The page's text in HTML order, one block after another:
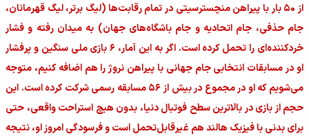
از ۵۰ بار با پیراهن منچسترسیتی در تمام رقابت‌ها (لیگ برتر، لیگ قهرمانان،
جام حذفی، جام اتحادیه و جام باشگاه‌های جهان) به میدان رفته و فشار
خردکننده‌ای را تحمل کرده است. اگر به این آمار، ۶ بازی ملی سنگین و پرفشار
او در مسابقات انتخابی جام جهانی با پیراهن نروژ را هم اضافه کنیم، متوجه
می‌شویم که او در مجموع در بیش از ۵۶ مسابقه رسمی شرکت کرده است. این
حجم از بازی در بالاترین سطح فوتبال دنیا، بدون هیچ استراحت واقعی، حتی
برای بدنی با فیزیک هالند هم غیرقابل‌تحمل است و فرسودگی امروز او، نتیجه